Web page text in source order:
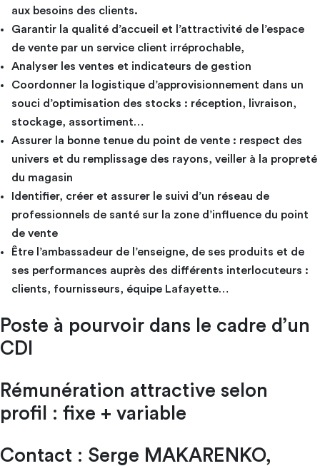
aux besoins des clients.
Garantir la qualité d’accueil et l’attractivité de l’espace
de vente par un service client irréprochable,
Analyser les ventes et indicateurs de gestion
Coordonner la logistique d’approvisionnement dans un
souci d’optimisation des stocks : réception, livraison,
stockage, assortiment…
Assurer la bonne tenue du point de vente : respect des
univers et du remplissage des rayons, veiller à la propreté
du magasin
Identifier, créer et assurer le suivi d’un réseau de
professionnels de santé sur la zone d’influence du point
de vente
Être l’ambassadeur de l’enseigne, de ses produits et de
ses performances auprès des différents interlocuteurs :
clients, fournisseurs, équipe Lafayette…
Poste à pourvoir dans le cadre d’un
CDI
Rémunération attractive selon
profil : fixe + variable
Contact : Serge MAKARENKO,